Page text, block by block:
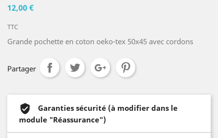
12,00 €
TTC
Grande pochette en coton oeko-tex 50x45 avec cordons
Partager
Garanties sécurité (à modifier dans le
module "Réassurance")